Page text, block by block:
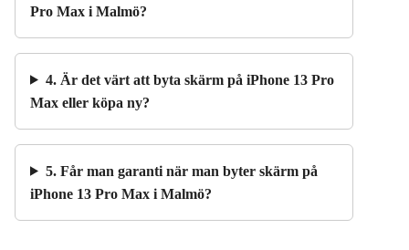
Pro Max i Malmö?
4. Är det värt att byta skärm på iPhone 13 Pro
Max eller köpa ny?
5. Får man garanti när man byter skärm på
iPhone 13 Pro Max i Malmö?